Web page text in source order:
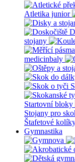
Atletika junior
stojany
medicinbaly
Startovní bloky
Stojany pro
Štafetové
Gymnastika